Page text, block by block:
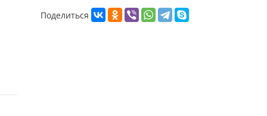
Поделиться